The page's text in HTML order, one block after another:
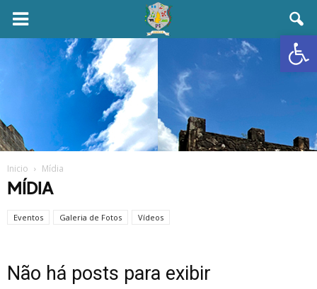
Abrir
Inicio Mídia
MÍDIA
Eventos Galeria de Fotos Vídeos
Não há posts para exibir